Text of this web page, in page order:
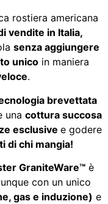
rostiera americana
vendite in Italia,
senza aggiungere
unicoin maniera
.
brevettata
una cottura succosa
esclusive e godere
di chi mangia!
GraniteWare™ è
con un unico
gas e induzione) e